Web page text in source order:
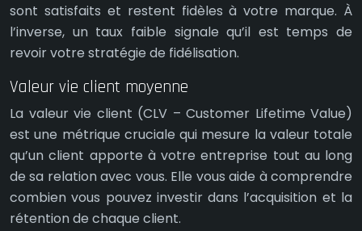
sont satisfaits et restent fidèles à votre marque. À
l’inverse, un taux faible signale qu’il est temps de
revoir votre stratégie de fidélisation.
Valeur vie client moyenne
La valeur vie client (CLV – Customer Lifetime Value)
est une métrique cruciale qui mesure la valeur totale
qu’un client apporte à votre entreprise tout au long
de sa relation avec vous. Elle vous aide à comprendre
combien vous pouvez investir dans l’acquisition et la
rétention de chaque client.